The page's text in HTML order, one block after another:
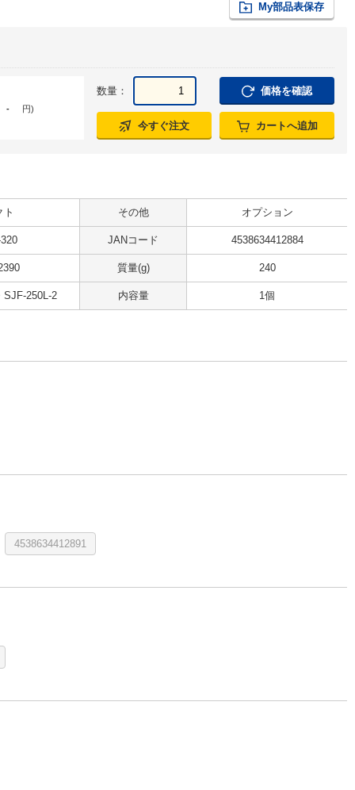
My部品表保存
- 円)
数量： 価格を確認
今すぐ注文 カートへ追加
ト その他 オプション
JANコード 4538634412884
質量(g) 240
SJF-250L-2 内容量 1個
4538634412891